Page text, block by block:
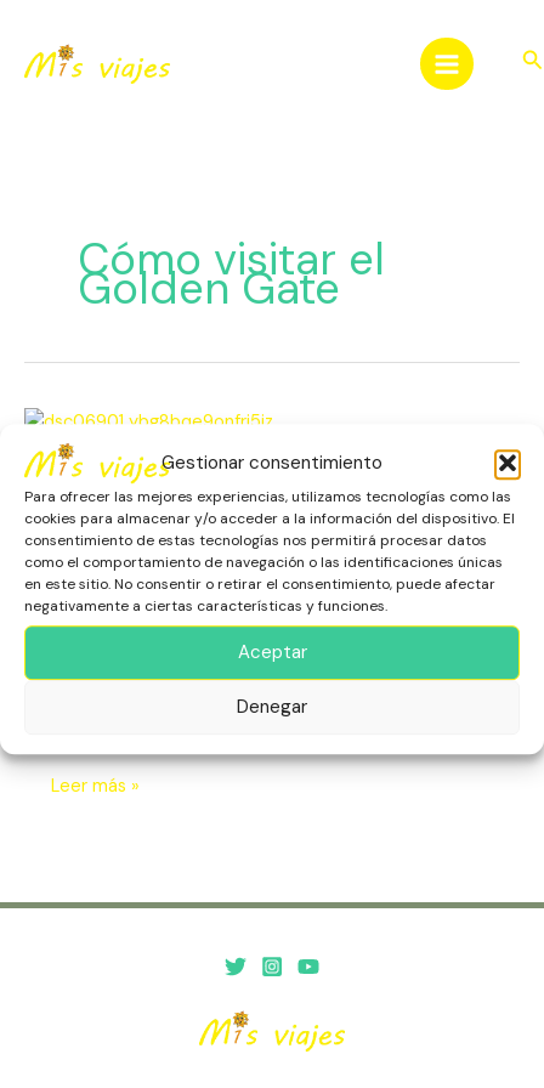
Gestionar consentimiento
Para ofrecer las mejores experiencias, utilizamos tecnologías como las
cookies para almacenar y/o acceder a la información del dispositivo. El
consentimiento de estas tecnologías nos permitirá procesar datos
como el comportamiento de navegación o las identificaciones únicas
en este sitio. No consentir o retirar el consentimiento, puede afectar
negativamente a ciertas características y funciones.
Aceptar
Denegar
contenido
Cómo visitar el
Golden Gate
San Francisco: Su Golden
Gate y sus Colinas
América,Escapadas,Estados Unidos,Rascacielos y
Miradores,San Francisco
San Francisco, famosa por sus colinas y el icónico
puente Golden Gate, ofrece una mezcla única de
San
Francisco:
Su
Golden
Gate
y
sus
Colinas
Leer más »